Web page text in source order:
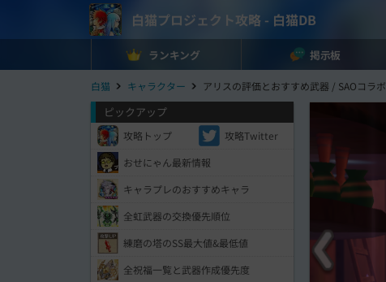
白猫プロジェクト攻略 - 白猫DB
ランキング 掲示板
白猫 キャラクター アリスの評価とおすすめ武器 / SAOコラボ
ピックアップ
攻略トップ
攻略Twitter
おせにゃん最新情報
キャラプレのおすすめキャラ
全虹武器の交換優先順位
練磨の塔のSS最大値&最低値
全祝福一覧と武器作成優先度